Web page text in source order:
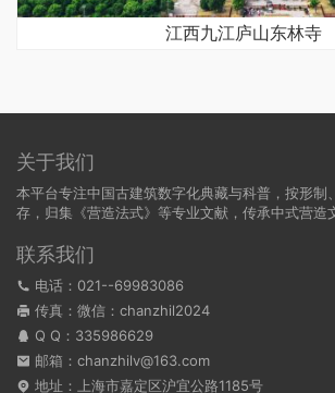
江西九江庐山东林寺
关于我们
本平台专注中国古建筑数字化典藏与科普，按形制
存，归集《营造法式》等专业文献，传承中式营造
联系我们
电话：021--69983086
传真：微信：chanzhil2024
Q Q： 335986629
邮箱：chanzhilv@163.com
地址：上海市嘉定区沪宜公路1185号